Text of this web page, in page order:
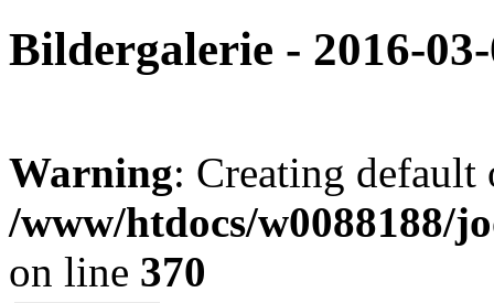
Bildergalerie - 2016-
Warning: Creating
/www/htdocs/w0088188/
on line 370